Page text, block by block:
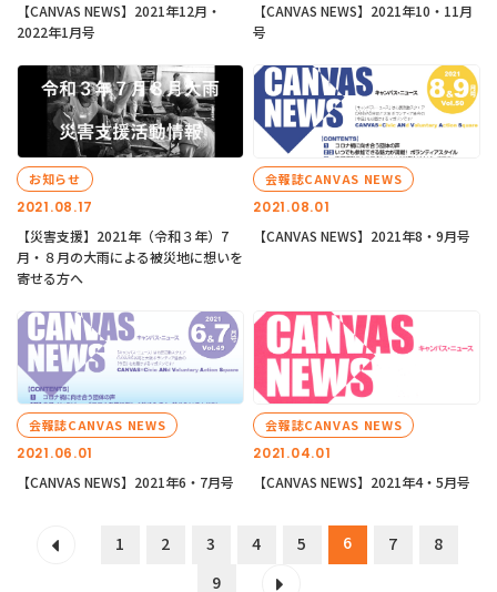
【CANVAS NEWS】2021年12月・
2022年1月号
【CANVAS NEWS】2021年10・11月
号
2021.08.17
お知らせ
【災害支援】2021年（令和３年）7
月・８月の大雨による被災地に想いを
寄せる方へ
2021.08.01
会報誌CANVAS NEWS
【CANVAS NEWS】2021年8・9月号
2021.06.01
会報誌CANVAS NEWS
【CANVAS NEWS】2021年6・7月号
2021.04.01
会報誌CANVAS NEWS
【CANVAS NEWS】2021年4・5月号
1 2 3 4 5 6 7
8
9